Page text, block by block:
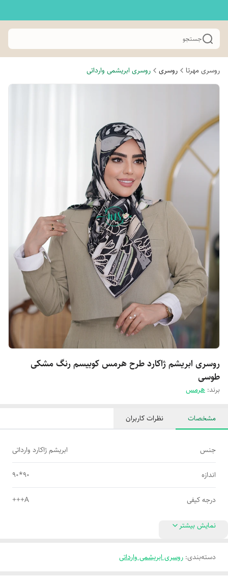
جستجو
روسری مهرتا روسری روسری ابریشمی وارداتی
روسری ابریشم ژاکارد طرح هرمس کوبیسم رنگ مشکی
طوسی
برند: هرمس
مشخصات نظرات کاربران
جنس ابریشم ژاکارد وارداتی
اندازه 90*90
درجه کیفی A+++
نمایش بیشتر
دسته‌بندی: روسری ابریشمی وارداتی